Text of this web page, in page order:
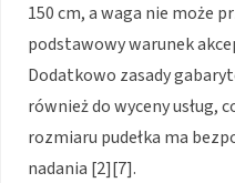
150 cm, a waga nie może
podstawowy warunek
Dodatkowo zasady
również do wyceny usług,
rozmiaru pudełka ma
nadania [2][7].